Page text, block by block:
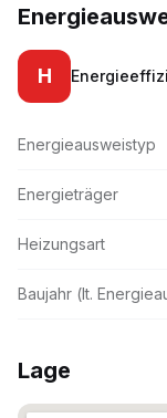
H
Energieausweistyp
Energieträger
Heizungsart
Baujahr (lt.
Lage